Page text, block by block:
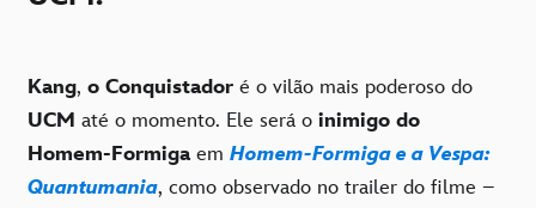
Kang, o Conquistador é o vilão mais poderoso do
UCM até o momento. Ele será o inimigo do
Homem-Formiga em Homem-Formiga e a Vespa:
Quantumania, como observado no trailer do filme –